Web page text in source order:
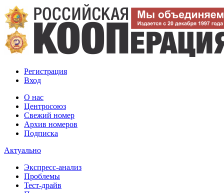
Регистрация
Вход
О нас
Центросоюз
Свежий номер
Архив номеров
Подписка
Актуально
Экспресс-анализ
Проблемы
Тест-драйв